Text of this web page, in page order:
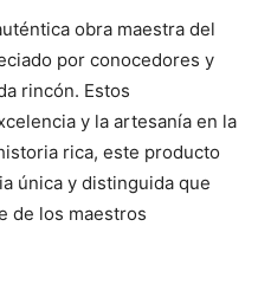
obra maestra del
por conocedores y
rincón. Estos
y la artesanía en la
rica, este producto
única y distinguida que
de los maestros